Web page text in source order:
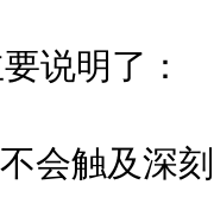
明了：
触及深刻